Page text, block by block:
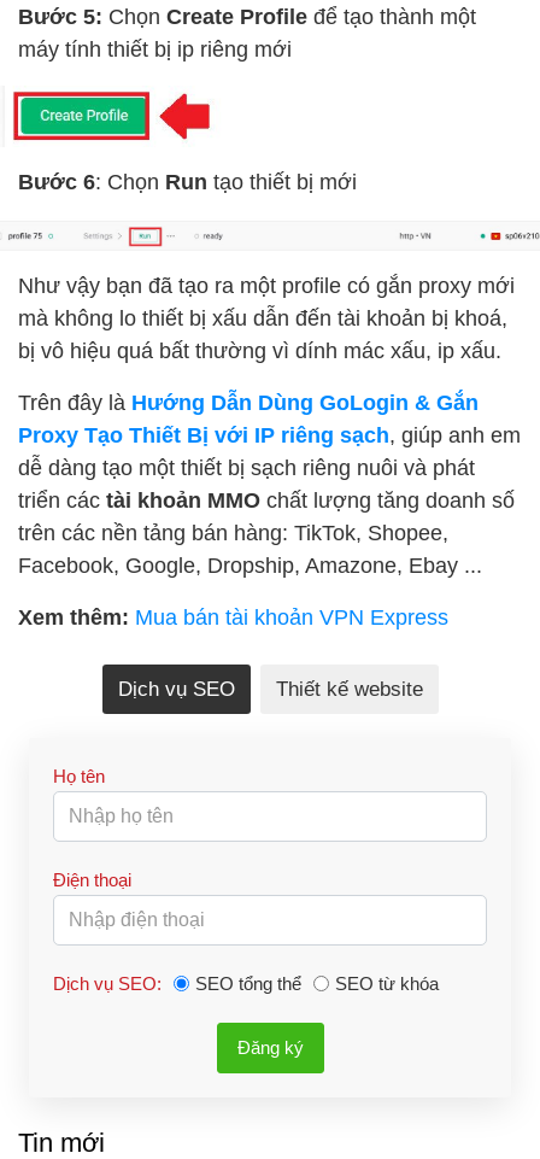
Bước 5: Chọn Create Profile để tạo thành một
máy tính thiết bị ip riêng mới
Bước 6: Chọn Run tạo thiết bị mới
Như vậy bạn đã tạo ra một profile có gắn proxy mới
mà không lo thiết bị xấu dẫn đến tài khoản bị khoá,
bị vô hiệu quá bất thường vì dính mác xấu, ip xấu.
Trên đây là Hướng Dẫn Dùng GoLogin & Gắn
Proxy Tạo Thiết Bị với IP riêng sạch, giúp anh em
dễ dàng tạo một thiết bị sạch riêng nuôi và phát
triển các tài khoản MMO chất lượng tăng doanh số
trên các nền tảng bán hàng: TikTok, Shopee,
Facebook, Google, Dropship, Amazone, Ebay ...
Xem thêm: Mua bán tài khoản VPN Express
Dịch vụ SEO Thiết kế website
Họ tên
Điện thoại
Dịch vụ SEO: SEO tổng thể SEO từ khóa
Đăng ký
Tin mới